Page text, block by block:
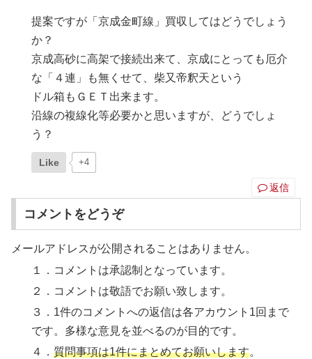
提案ですが「京成金町線」買収してはどうでしょう
か？
京成高砂に高架で接続出来て、京成にとっても厄介
な「４連」も無くせて、柴又帝釈天という
ドル箱もＧＥＴ出来ます。
沿線の複線化等必要かと思いますが、どうでしょ
う？
Like +4
返信
コメントをどうぞ
メールアドレスが公開されることはありません。
１．コメントは承認制となっています。
２．コメントは敬語でお願い致します。
３．1件のコメントへの返信は各アカウント1回まで
です。多様な意見を並べるのが目的です。
４．質問事項は1件にまとめてお願いします。